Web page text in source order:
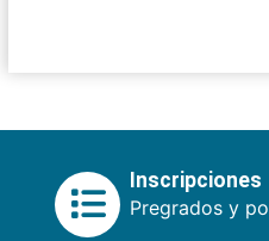
Inscripciones
Pregrados y